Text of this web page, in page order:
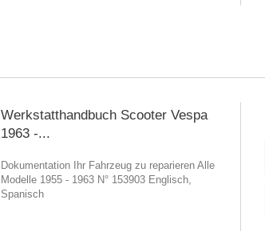
Werkstatthandbuch Scooter Vespa
1963 -...
Dokumentation Ihr Fahrzeug zu reparieren Alle
Modelle 1955 - 1963 N° 153903 Englisch,
Spanisch